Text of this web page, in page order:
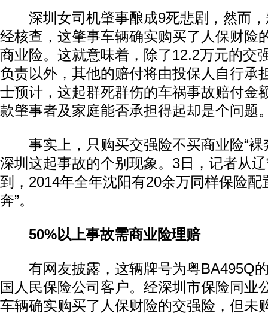
深圳女司机肇事酿成9死悲剧，然而，
经核查，这肇事车辆确实购买了人保财险
商业险。这就意味着，除了12.2万元的交
负责以外，其他的赔付将由投保人自行承
士预计，这起群死群伤的车祸事故赔付金
款肇事者及家庭能否承担得起却是个问题
事实上，只购买交强险不买商业险“裸
深圳这起事故的个别现象。3日，记者从
到，2014年全年沈阳有20余万同样保险配
奔”。
50%以上事故需商业险理赔
有网友披露，这辆牌号为粤BA495Q
国人民保险公司客户。经深圳市保险同业
车辆确实购买了人保财险的交强险，但未